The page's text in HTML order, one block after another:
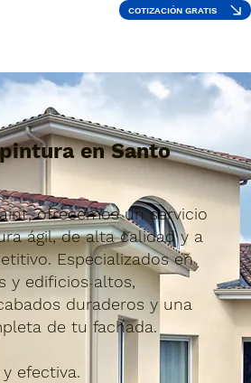
COTIZACIÓN GRATIS
en Santo
ofrecemos un servicio
ágil, de alta calidad y a
Especializados en
y edificios altos,
duraderos y una
de tu fachada.
efectiva.